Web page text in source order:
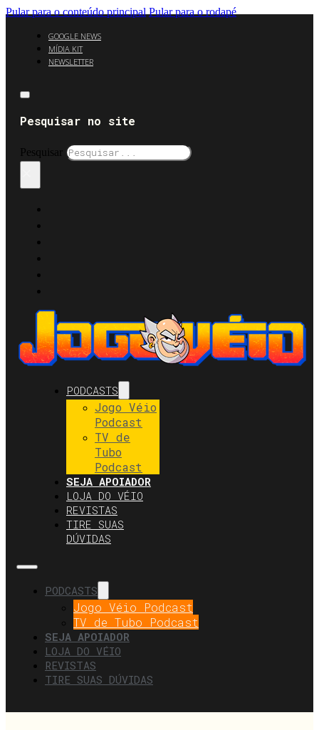
Pular para o conteúdo principal Pular para o rodapé
GOOGLE NEWS
MÍDIA KIT
NEWSLETTER
Pesquisar no site
Pesquisar
PODCASTS
Jogo Véio
Podcast
TV de
Tubo
Podcast
SEJA APOIADOR
LOJA DO VÉIO
REVISTAS
TIRE SUAS
DÚVIDAS
PODCASTS
Jogo Véio Podcast
TV de Tubo Podcast
SEJA APOIADOR
LOJA DO VÉIO
REVISTAS
TIRE SUAS DÚVIDAS